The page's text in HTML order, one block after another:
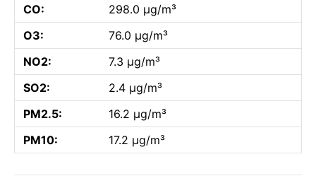
CO:
298.0 µg/m³
O3:
76.0 µg/m³
NO2:
7.3 µg/m³
SO2:
2.4 µg/m³
PM2.5:
16.2 µg/m³
PM10:
17.2 µg/m³